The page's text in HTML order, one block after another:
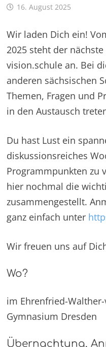
16. August 2025
Wir laden Dich ein!
2025 steht der
vision.schule an. Bei
anderen sächsischen
Themen, Fragen und
in den Austausch
Du hast Lust ein
diskussionsreiches
Programmpunkten zu
hier nochmal die
zusammengestellt.
ganz einfach unter
Wir freuen uns auf
Wo?
im Ehrenfried-
Gymnasium Dresden
Übernachtung,